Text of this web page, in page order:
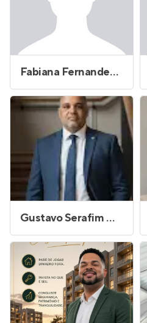
Fabiana Fernandes de Lira
Gustavo Serafim Maia de Oliveira